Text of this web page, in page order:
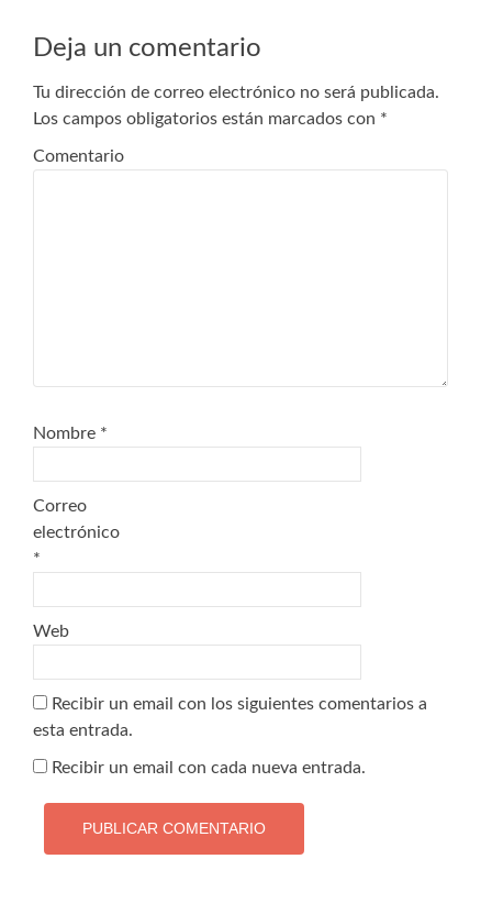
entradas
Deja un comentario
Tu dirección de correo electrónico no será publicada.
Los campos obligatorios están marcados con *
Comentario
Nombre *
Correo
electrónico
*
Web
Recibir un email con los siguientes comentarios a
esta entrada.
Recibir un email con cada nueva entrada.